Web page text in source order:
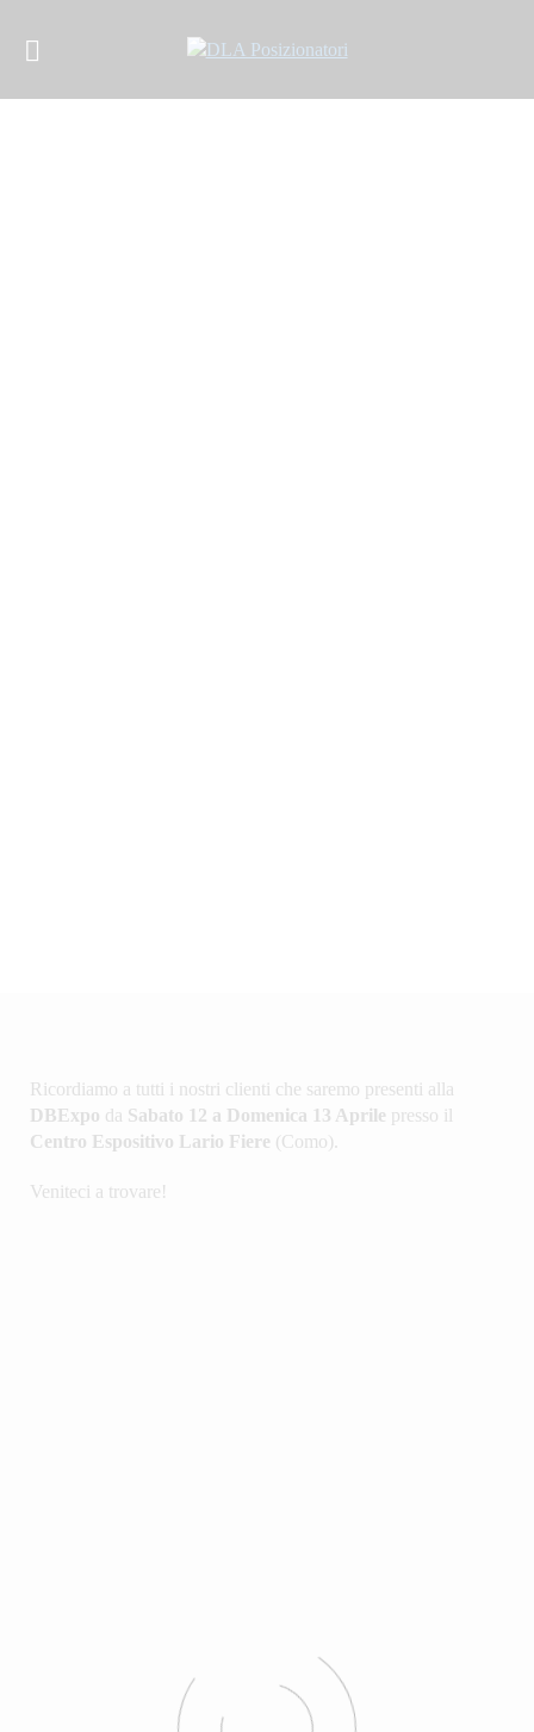
Ricordiamo a tutti i nostri clienti che saremo presenti alla
DBExpo da Sabato 12 a Domenica 13 Aprile presso il
Centro Espositivo Lario Fiere (Como).
Veniteci a trovare!